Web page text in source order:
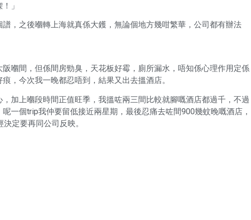
」
，之後嗰轉上海就真係大鑊，無論個地方幾咁繁華，公司都有辦法
嗰間，但係間房勁臭，天花板好霉，廁所漏水，唔知係心理作用定係
，今次我一晚都忍唔到，結果又出去搵酒店。
加上嗰段時間正值旺季，我搵咗兩三間比較就腳嘅酒店都過千，不過
一個trip我仲要留低接近兩星期，最後忍痛去咗間900幾蚊晚嘅酒店，
定要再同公司反映。